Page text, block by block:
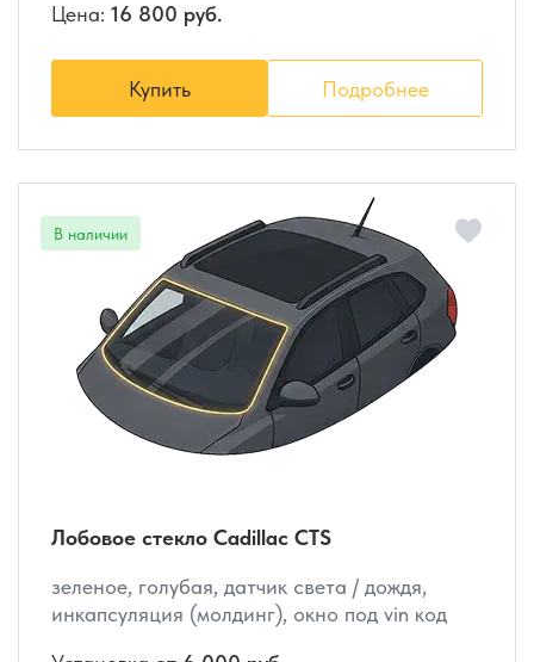
Цена: 16 800 руб.
Купить Подробнее
Лобовое стекло Cadillac CTS
зеленое, голубая, датчик света / дождя,
инкапсуляция (молдинг), окно под vin код